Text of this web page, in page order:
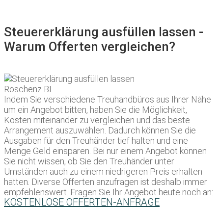
Steuererklärung ausfüllen lassen -
Warum Offerten vergleichen?
Indem Sie verschiedene Treuhandbüros aus Ihrer Nähe
um ein Angebot bitten, haben Sie die Möglichkeit,
Kosten miteinander zu vergleichen und das beste
Arrangement auszuwählen. Dadurch können Sie die
Ausgaben für den Treuhänder tief halten und eine
Menge Geld einsparen. Bei nur einem Angebot können
Sie nicht wissen, ob Sie den Treuhänder unter
Umständen auch zu einem niedrigeren Preis erhalten
hätten. Diverse Offerten anzufragen ist deshalb immer
empfehlenswert. Fragen Sie Ihr Angebot heute noch an:
KOSTENLOSE OFFERTEN-ANFRAGE